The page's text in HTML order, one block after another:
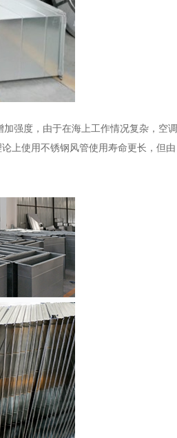
强度，由于在海上工作情况复杂，空调
上使用不锈钢风管使用寿命更长，但由